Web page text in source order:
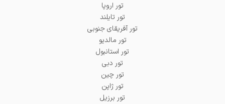
تور اروپا
تور تایلند
تور آفریقای جنوبی
تور مالدیو
تور استانبول
تور دبی
تور چین
تور ژاپن
تور برزیل